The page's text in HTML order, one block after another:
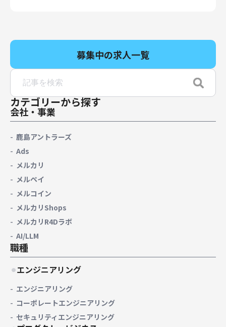
募集中の求人一覧
カテゴリーから探す
会社・事業
鹿島アントラーズ
Ads
メルカリ
メルペイ
メルコイン
メルカリShops
メルカリR4Dラボ
AI/LLM
職種
エンジニアリング
エンジニアリング
コーポレートエンジニアリング
セキュリティエンジニアリング